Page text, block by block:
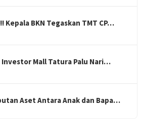
Kepala BKN Tegaskan TMT CP…
Mall Tatura Palu Nari…
Aset Antara Anak dan Bapa…